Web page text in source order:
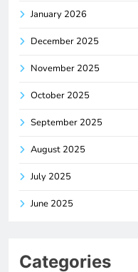
January 2026
December 2025
November 2025
October 2025
September 2025
August 2025
July 2025
June 2025
Categories